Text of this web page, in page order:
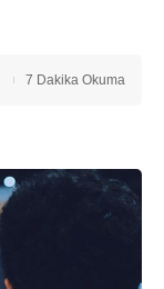
7 Dakika Okuma